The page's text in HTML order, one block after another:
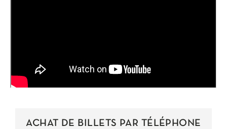
ACHAT DE BILLETS PAR TÉLÉPHONE